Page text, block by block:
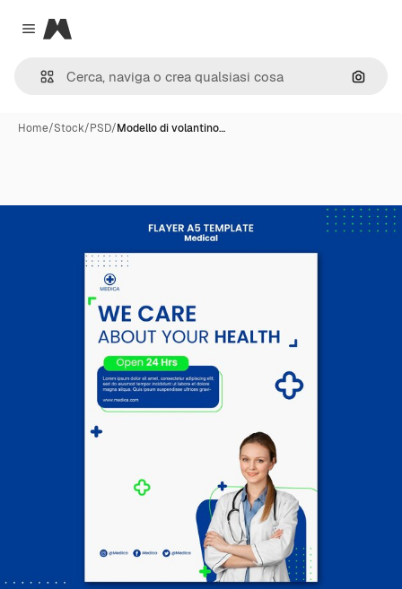
Close menu
Magnific
Cerca
Home/Stock/PSD/Modello di volantino…